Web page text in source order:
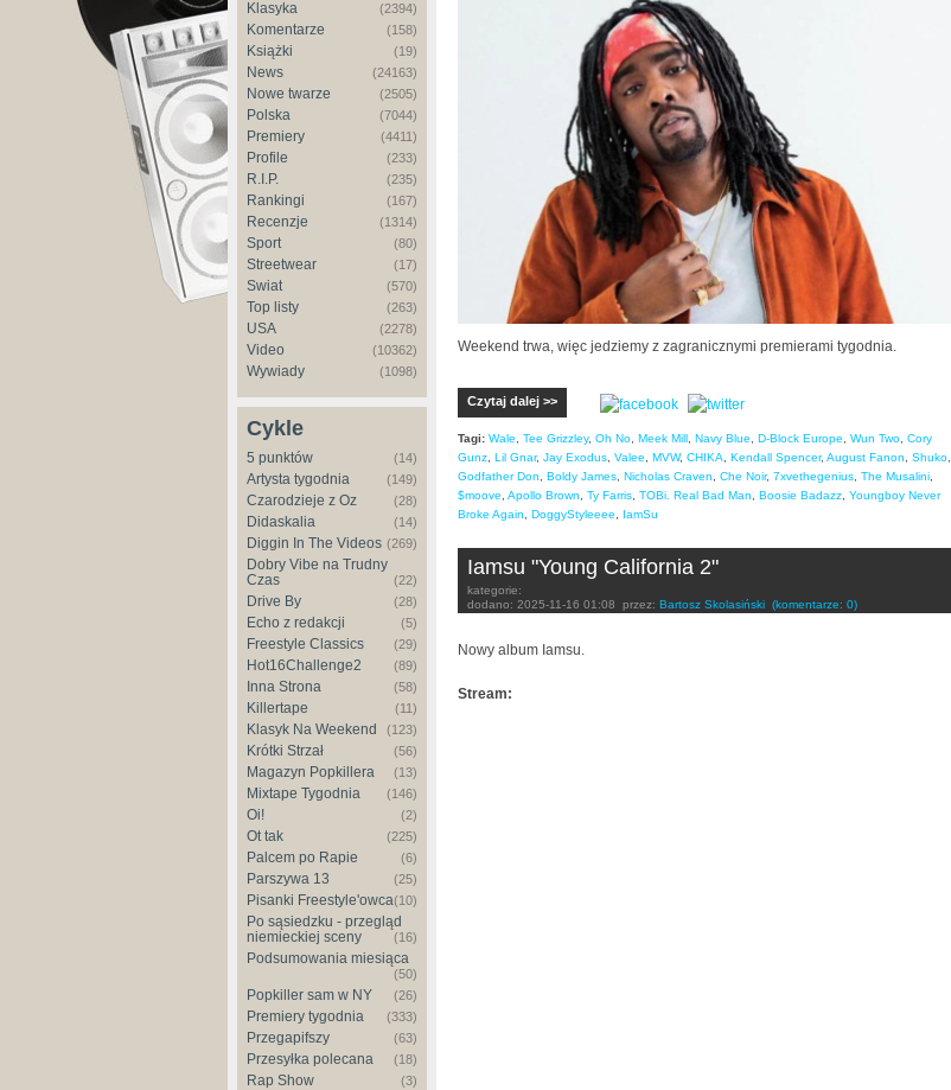
Klasyka (2394)
Komentarze (158)
Książki (19)
News (24163)
Nowe twarze (2505)
Polska (7044)
Premiery (4411)
Profile (233)
R.I.P. (235)
Rankingi (167)
Recenzje (1314)
Sport (80)
Streetwear (17)
Świat (570)
Top listy (263)
USA (2278)
Video (10362)
Wywiady (1098)
Cykle
5 punktów (14)
Artysta tygodnia (149)
Czarodzieje z Oz (28)
Didaskalia (14)
Diggin In The Videos (269)
Dobry Vibe na Trudny
Czas
(22)
Drive By (28)
Echo z redakcji (5)
Freestyle Classics (29)
Hot16Challenge2 (89)
Inna Strona (58)
Killertape (11)
Klasyk Na Weekend (123)
Krótki Strzał (56)
Magazyn Popkillera (13)
Mixtape Tygodnia (146)
Oi! (2)
Ot tak (225)
Palcem po Rapie (6)
Parszywa 13 (25)
Pisanki Freestyle'owca(10)
Po sąsiedzku - przegląd
niemieckiej sceny
(16)
Podsumowania miesiąca
(50)
Popkiller sam w NY (26)
Premiery tygodnia (333)
Przegapifszy (63)
Przesyłka polecana (18)
Rap Show (3)
Weekend trwa, więc jedziemy z zagranicznymi premierami tygodnia.
Czytaj dalej >>
Tagi: Wale, Tee Grizzley, Oh No, Meek Mill , Navy Blue, D-Block Europe, Wun Two, Cory
Gunz, Lil Gnar, Jay Exodus, Valee, MVW, CHIKA, Kendall Spencer, August Fanon, Shuko,
Godfather Don, Boldy James, Nicholas Craven, Che Noir, 7xvethegenius, The Musalini,
$moove, Apollo Brown, Ty Farris, TOBi. Real Bad Man, Boosie Badazz, Youngboy Never
Broke Again, DoggyStyleeee, IamSu
Iamsu "Young California 2"
kategorie:
dodano: 2025-11-16 01:08 przez: Bartosz Skolasiński (komentarze: 0)
Nowy album Iamsu.
Stream: